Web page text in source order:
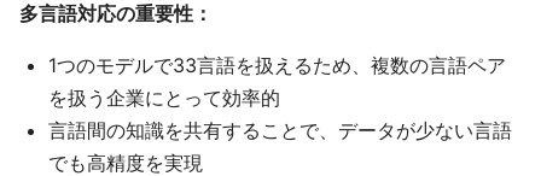
多言語対応の重要性：
1つのモデルで33言語を扱えるため、複数の言語ペア
を扱う企業にとって効率的
言語間の知識を共有することで、データが少ない言語
でも高精度を実現